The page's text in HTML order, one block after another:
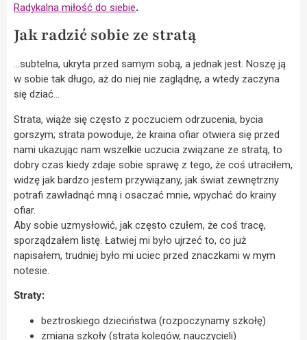
Radykalna miłość do siebie.
Jak radzić sobie ze stratą
…subtelna, ukryta przed samym sobą, a jednak jest. Noszę ją
w sobie tak długo, aż do niej nie zaglądnę, a wtedy zaczyna
się dziać…
Strata, wiąże się często z poczuciem odrzucenia, bycia
gorszym; strata powoduje, że kraina ofiar otwiera się przed
nami ukazując nam wszelkie uczucia związane ze stratą, to
dobry czas kiedy zdaje sobie sprawę z tego, że coś utraciłem,
widzę jak bardzo jestem przywiązany, jak świat zewnętrzny
potrafi zawładnąć mną i osaczać mnie, wpychać do krainy
ofiar.
Aby sobie uzmysłowić, jak często czułem, że coś tracę,
sporządzałem listę. Łatwiej mi było ujrzeć to, co już
napisałem, trudniej było mi uciec przed znaczkami w mym
notesie.
Straty:
beztroskiego dzieciństwa (rozpoczynamy szkołę)
zmiana szkoły (strata kolegów, nauczycieli)